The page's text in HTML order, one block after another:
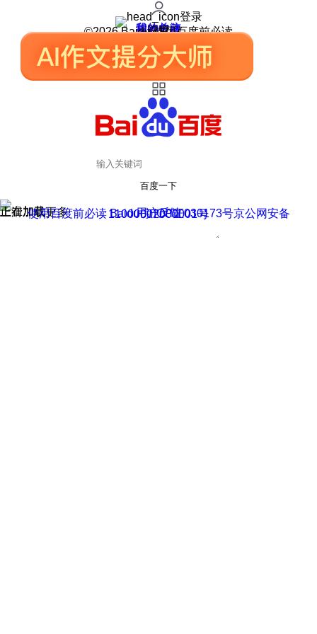
登录
我的关注
我的收藏
皮肤中心
用户反馈
设置
©2026 Baidu 使用百度前必读
百度一下
正在加载
上滑加载更多 用户反馈
使用百度前必读 Baidu 京ICP证030173号
京公网安备11000002000001号